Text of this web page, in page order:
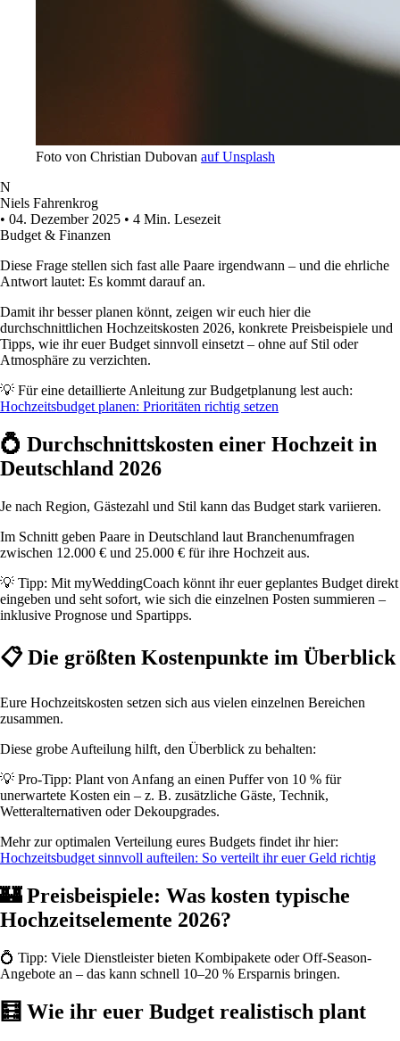
Foto von Christian Dubovan auf Unsplash
N
Niels Fahrenkrog
• 04. Dezember 2025 • 4 Min. Lesezeit
Budget & Finanzen
Diese Frage stellen sich fast alle Paare irgendwann – und die ehrliche
Antwort lautet: Es kommt darauf an.
Damit ihr besser planen könnt, zeigen wir euch hier die
durchschnittlichen Hochzeitskosten 2026, konkrete Preisbeispiele und
Tipps, wie ihr euer Budget sinnvoll einsetzt – ohne auf Stil oder
Atmosphäre zu verzichten.
💡 Für eine detaillierte Anleitung zur Budgetplanung lest auch:
Hochzeitsbudget planen: Prioritäten richtig setzen
💍 Durchschnittskosten einer Hochzeit in
Deutschland 2026
Je nach Region, Gästezahl und Stil kann das Budget stark variieren.
Im Schnitt geben Paare in Deutschland laut Branchenumfragen
zwischen 12.000 € und 25.000 € für ihre Hochzeit aus.
💡 Tipp: Mit myWeddingCoach könnt ihr euer geplantes Budget direkt
eingeben und seht sofort, wie sich die einzelnen Posten summieren –
inklusive Prognose und Spartipps.
📋 Die größten Kostenpunkte im Überblick
Eure Hochzeitskosten setzen sich aus vielen einzelnen Bereichen
zusammen.
Diese grobe Aufteilung hilft, den Überblick zu behalten:
💡 Pro-Tipp: Plant von Anfang an einen Puffer von 10 % für
unerwartete Kosten ein – z. B. zusätzliche Gäste, Technik,
Wetteralternativen oder Dekoupgrades.
Mehr zur optimalen Verteilung eures Budgets findet ihr hier:
Hochzeitsbudget sinnvoll aufteilen: So verteilt ihr euer Geld richtig
🏰 Preisbeispiele: Was kosten typische
Hochzeitselemente 2026?
💍 Tipp: Viele Dienstleister bieten Kombipakete oder Off-Season-
Angebote an – das kann schnell 10–20 % Ersparnis bringen.
🧮 Wie ihr euer Budget realistisch plant